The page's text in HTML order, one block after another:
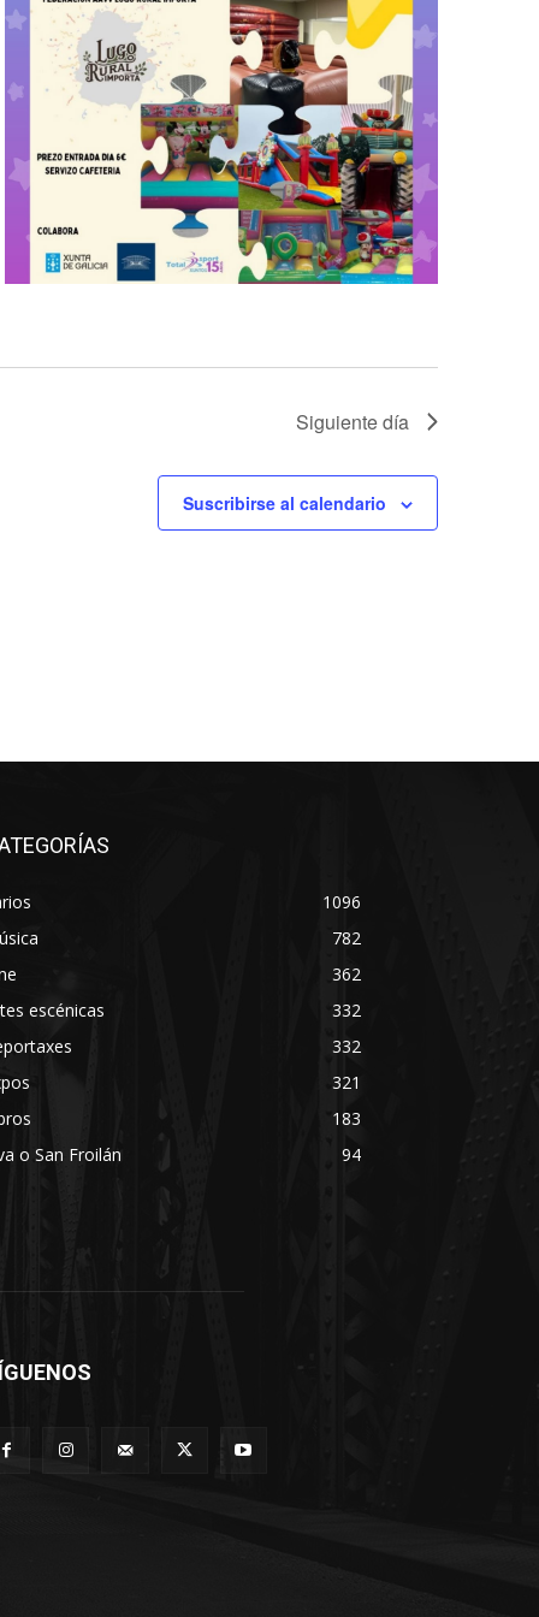
Siguiente día
Suscribirse al calendario
1096
782
362
escénicas
332
332
321
183
o San Froilán
94